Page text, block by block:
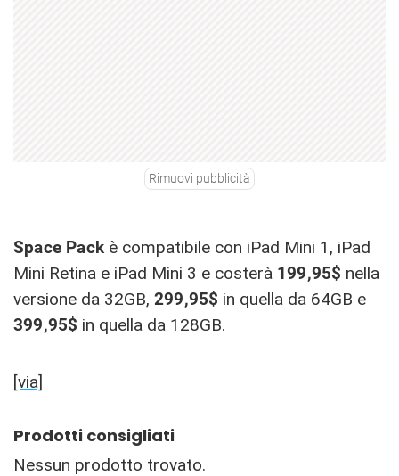
Rimuovi pubblicità
Space Pack è compatibile con iPad Mini 1, iPad
Mini Retina e iPad Mini 3 e costerà 199,95$ nella
versione da 32GB, 299,95$ in quella da 64GB e
399,95$ in quella da 128GB.
[via]
Prodotti consigliati
Nessun prodotto trovato.